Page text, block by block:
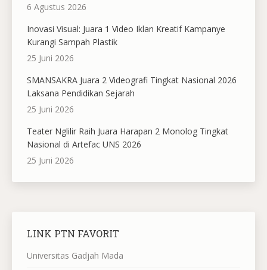
6 Agustus 2026
Inovasi Visual: Juara 1 Video Iklan Kreatif Kampanye
Kurangi Sampah Plastik
25 Juni 2026
SMANSAKRA Juara 2 Videografi Tingkat Nasional 2026
Laksana Pendidikan Sejarah
25 Juni 2026
Teater Nglilir Raih Juara Harapan 2 Monolog Tingkat
Nasional di Artefac UNS 2026
25 Juni 2026
LINK PTN FAVORIT
Universitas Gadjah Mada